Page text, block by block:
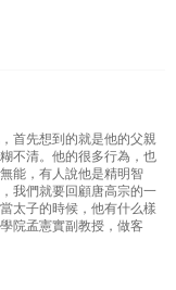
，首先想到的就是他的父親
糊不清。他的很多行為，也
無能，有人說他是精明智
問題，我們就要回顧唐高宗的一
當太子的時候，他有什么樣
學院孟憲實副教授，做客